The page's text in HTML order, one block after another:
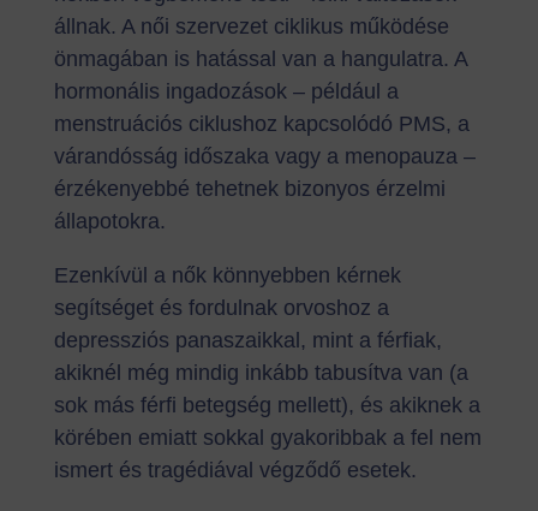
állnak. A női szervezet ciklikus működése
önmagában is hatással van a hangulatra. A
hormonális ingadozások – például a
menstruációs ciklushoz kapcsolódó PMS, a
várandósság időszaka vagy a menopauza –
érzékenyebbé tehetnek bizonyos érzelmi
állapotokra.
Ezenkívül a nők könnyebben kérnek
segítséget és fordulnak orvoshoz a
depressziós panaszaikkal, mint a férfiak,
akiknél még mindig inkább tabusítva van (a
sok más férfi betegség mellett), és akiknek a
körében emiatt sokkal gyakoribbak a fel nem
ismert és tragédiával végződő esetek.